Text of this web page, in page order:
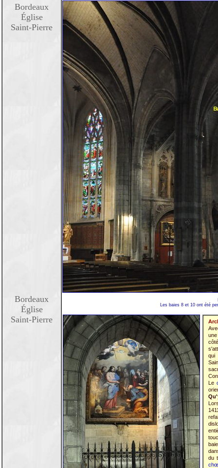
Bordeaux
Église
Saint-Pierre
Bordeaux
Église
Saint-Pierre
Les baies 8 et 10 ont été
qui
Le
du